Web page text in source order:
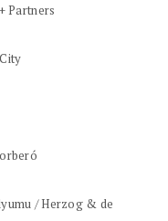
Partners
/ Herzog & de